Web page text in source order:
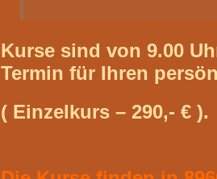
Kurse sind von 9.00
Termin für Ihren
( Einzelkurs – 290,- € ).